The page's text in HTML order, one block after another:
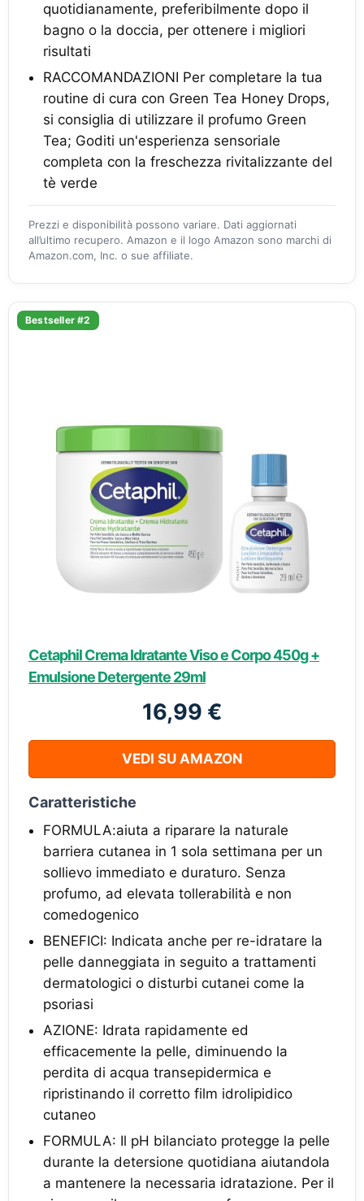
quotidianamente, preferibilmente dopo il
bagno o la doccia, per ottenere i migliori
risultati
RACCOMANDAZIONI Per completare la tua
routine di cura con Green Tea Honey Drops,
si consiglia di utilizzare il profumo Green
Tea; Goditi un'esperienza sensoriale
completa con la freschezza rivitalizzante del
tè verde
Prezzi e disponibilità possono variare. Dati aggiornati
all’ultimo recupero. Amazon e il logo Amazon sono marchi di
Amazon.com, Inc. o sue affiliate.
Bestseller #2
Cetaphil Crema Idratante Viso e Corpo 450g +
Emulsione Detergente 29ml
16,99 €
VEDI SU AMAZON
Caratteristiche
FORMULA:aiuta a riparare la naturale
barriera cutanea in 1 sola settimana per un
sollievo immediato e duraturo. Senza
profumo, ad elevata tollerabilità e non
comedogenico
BENEFICI: Indicata anche per re-idratare la
pelle danneggiata in seguito a trattamenti
dermatologici o disturbi cutanei come la
psoriasi
AZIONE: Idrata rapidamente ed
efficacemente la pelle, diminuendo la
perdita di acqua transepidermica e
ripristinando il corretto film idrolipidico
cutaneo
FORMULA: Il pH bilanciato protegge la pelle
durante la detersione quotidiana aiutandola
a mantenere la necessaria idratazione. Per il